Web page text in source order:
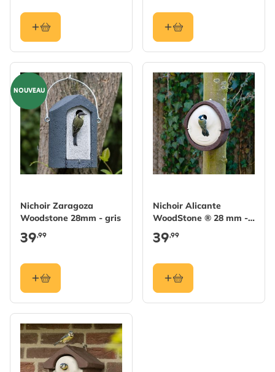
NOUVEAU
Nichoir Zaragoza
Woodstone 28mm - gris
39,99
Nichoir Alicante
WoodStone ® 28 mm -
Brun
39,99